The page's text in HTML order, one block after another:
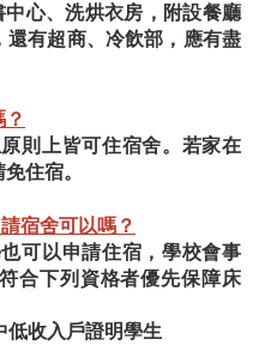
心、洗烘衣房，附設餐廳
有超商、冷飲部，應有盡
則上皆可住宿舍。若家在
住宿。
宿舍可以嗎？
可以申請住宿，學校會事
合下列資格者優先保障床
低收入戶證明學生